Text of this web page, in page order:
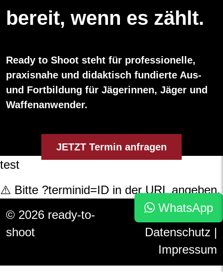
bereit, wenn es zählt.
Ready to Shoot steht für professionelle,
praxisnahe und didaktisch fundierte Aus-
und Fortbildung für Jägerinnen, Jäger und
Waffenanwender.
JETZT Termin anfragen
test
⚠️ Bitte ?terminid=ID in der URL angeben.
© 2026 ready-to-
shoot
AGBs|
Datenschutz |
Impressum
WhatsApp